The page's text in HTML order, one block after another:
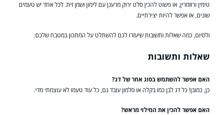
טימין ורוזמרין, או פשוט להכין סלט ירוק מרענן עם לימון ושמן זית. לכל אחד יש טעמים
שונים, אז אפשר להיות יצירתיים.
ולסיום, כמה שאלות ותשובות שיעזרו לכם להשתלט על המתכון במטבח שלכם:
שאלות ותשובות
האם אפשר להשתמש בסוג אחר של דג?
כן, כמובן! כל דג לבן כמו בקלה או סלמון עובד גם, כל עוד טעמו לא עוצמתי מדי.
האם אפשר להכין את המילוי מראש?